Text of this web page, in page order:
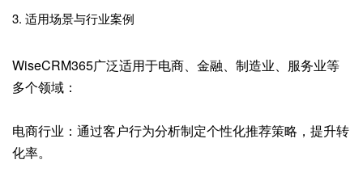
3. 适用场景与行业案例
WiseCRM365广泛适用于电商、金融、制造业、服务业等
多个领域：
电商行业：通过客户行为分析制定个性化推荐策略，提升转
化率。